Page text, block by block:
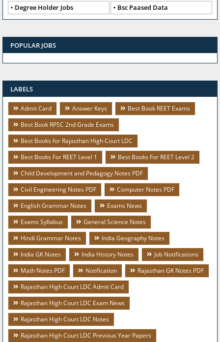
Degree Holder Jobs
Bsc Paased Data
POPULAR JOBS
LABELS
Admit Card Answer Keys
Best Book REET Exams
Best Book RPSC 2nd Grade Exams
Best Books for Rajasthan High Court LDC
Best Books For REET Level 1
Best Books For REET Level 2
Child Development and Pedagogy Notes PDF
Civil Engineering Notes PDF
Computer Notes PDF
English Grammar Notes
Exams News
Exams Syllabus
General Science Notes
Hindi Grammar Notes
India Geography Notes
India GK Notes
India History Notes
Job Notifications
Math Notes PDF
Notification
Rajasthan GK Notes PDF
Rajasthan High Court LDC Admit Card
Rajasthan High Court LDC Exam News
Rajasthan High Court LDC Notes
Rajasthan High Court LDC Previous Year Papers